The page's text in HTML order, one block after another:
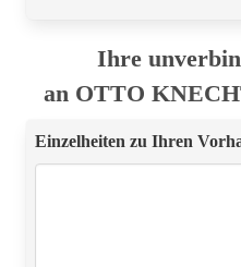
Ihre
an OTTO
Einzelheiten zu Ihren